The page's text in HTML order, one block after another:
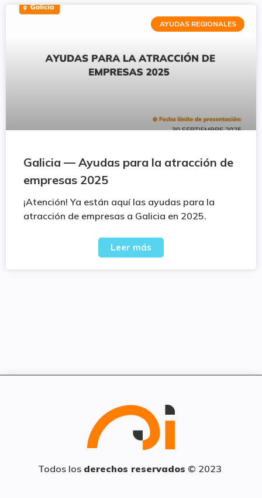
AYUDAS REGIONALES
Galicia — Ayudas para la atracción de
empresas 2025
¡Atención! Ya están aquí las ayudas para la
atracción de empresas a Galicia en 2025.
Leer más
Todos los derechos reservados © 2023